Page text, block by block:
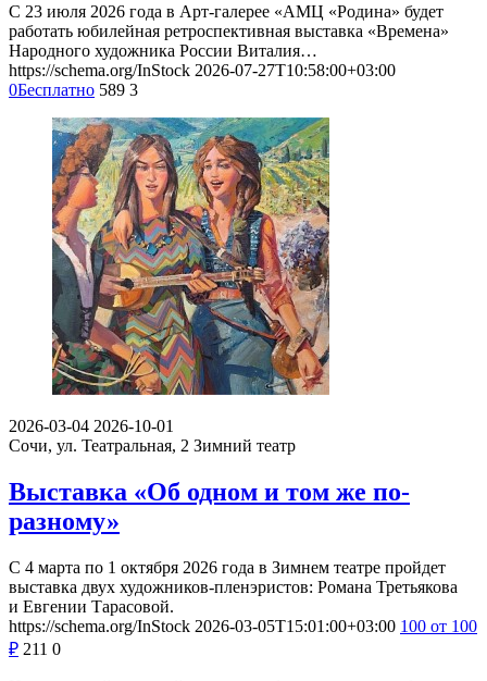
С 23 июля 2026 года в Арт-галерее «АМЦ «Родина» будет
работать юбилейная ретроспективная выставка «Времена»
Народного художника России Виталия…
https://schema.org/InStock 2026-07-27T10:58:00+03:00
0Бесплатно 589 3
2026-03-04 2026-10-01
Сочи, ул. Театральная, 2 Зимний театр
Выставка «Об одном и том же по-
разному»
С 4 марта по 1 октября 2026 года в Зимнем театре пройдет
выставка двух художников-пленэристов: Романа Третьякова
и Евгении Тарасовой.
https://schema.org/InStock 2026-03-05T15:01:00+03:00 100 от 100
₽ 211 0